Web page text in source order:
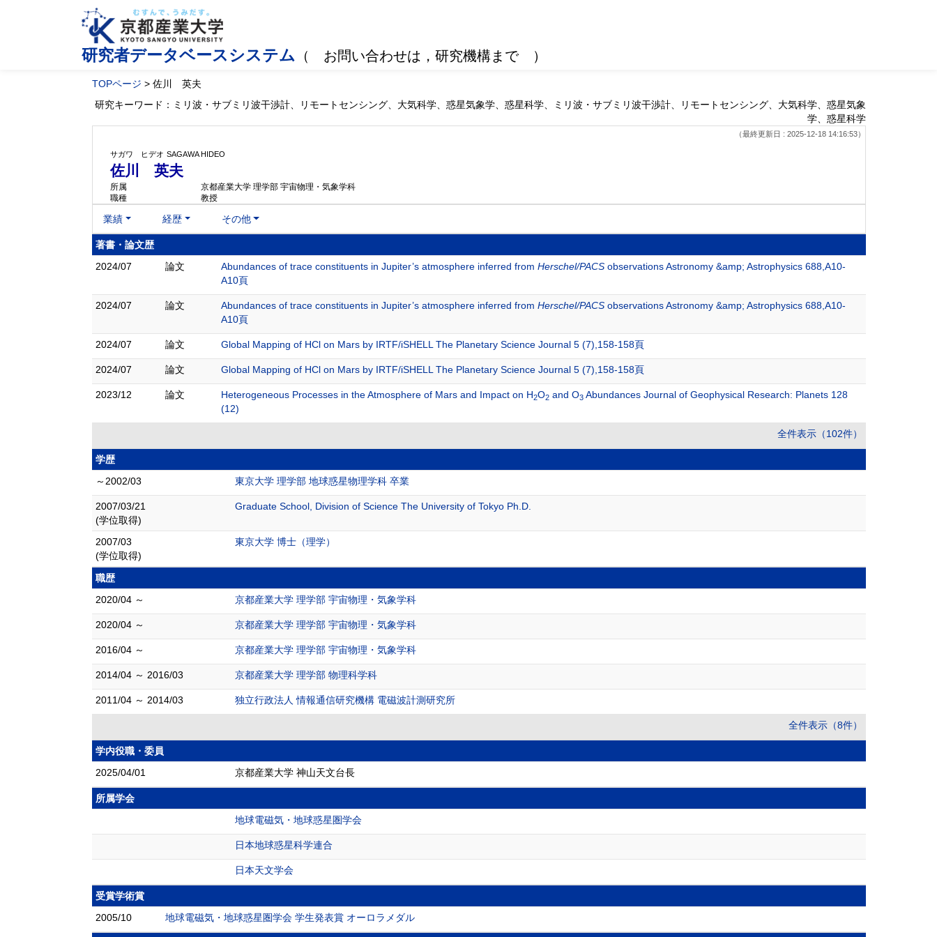
研究者データベースシステム （ お問い合わせは，研究機構まで ）
TOPページ > 佐川 英夫
研究キーワード：ミリ波・サブミリ波干渉計、リモートセンシング、大気科学、惑星気象学、惑星科学、ミリ波・サブミリ波干渉計、リモートセンシング、大気科学、惑星気象
学、惑星科学
（最終更新日 : 2025-12-18 14:16:53）
サガワ ヒデオ SAGAWA HIDEO
佐川 英夫
所属
京都産業大学 理学部 宇宙物理・気象学科
職種
教授
業績 経歴 その他
著書・論文歴
2024/07
論文 Abundances of trace constituents in Jupiter’s atmosphere inferred from Herschel/PACS observations Astronomy &amp; Astrophysics 688,A10-
A10頁
2024/07 論文 Abundances of trace constituents in Jupiter’s atmosphere inferred from Herschel/PACS observations Astronomy &amp; Astrophysics 688,A10-
A10頁
2024/07 論文 Global Mapping of HCl on Mars by IRTF/iSHELL The Planetary Science Journal 5 (7),158-158頁
2024/07 論文 Global Mapping of HCl on Mars by IRTF/iSHELL The Planetary Science Journal 5 (7),158-158頁
2023/12 論文 Heterogeneous Processes in the Atmosphere of Mars and Impact on H2O2 and O3 Abundances Journal of Geophysical Research: Planets 128
(12)
全件表示（102件）
学歴
～2002/03
東京大学 理学部 地球惑星物理学科 卒業
2007/03/21
(学位取得)
Graduate School, Division of Science The University of Tokyo Ph.D.
2007/03
(学位取得)
東京大学 博士（理学）
職歴
2020/04 ～
京都産業大学 理学部 宇宙物理・気象学科
2020/04 ～ 京都産業大学 理学部 宇宙物理・気象学科
2016/04 ～ 京都産業大学 理学部 宇宙物理・気象学科
2014/04 ～ 2016/03 京都産業大学 理学部 物理科学科
2011/04 ～ 2014/03 独立行政法人 情報通信研究機構 電磁波計測研究所
全件表示（8件）
学内役職・委員
2025/04/01
京都産業大学 神山天文台長
所属学会
地球電磁気・地球惑星圏学会
日本地球惑星科学連合
日本天文学会
受賞学術賞
2005/10
地球電磁気・地球惑星圏学会 学生発表賞 オーロラメダル